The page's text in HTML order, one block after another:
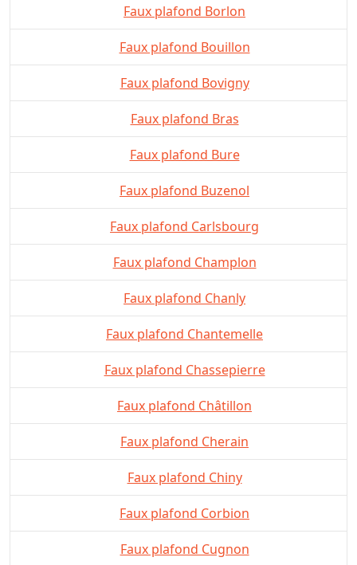
Faux plafond Borlon
Faux plafond Bouillon
Faux plafond Bovigny
Faux plafond Bras
Faux plafond Bure
Faux plafond Buzenol
Faux plafond Carlsbourg
Faux plafond Champlon
Faux plafond Chanly
Faux plafond Chantemelle
Faux plafond Chassepierre
Faux plafond Châtillon
Faux plafond Cherain
Faux plafond Chiny
Faux plafond Corbion
Faux plafond Cugnon